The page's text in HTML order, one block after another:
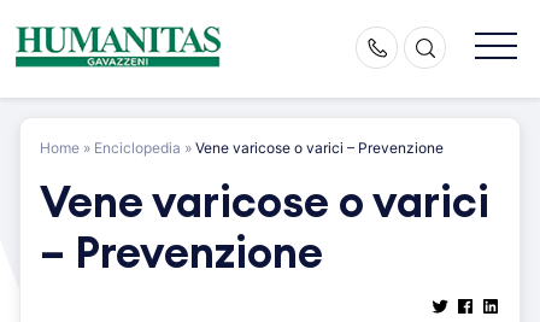
content
Home » Enciclopedia » Vene varicose o varici – Prevenzione
Vene varicose o varici
– Prevenzione